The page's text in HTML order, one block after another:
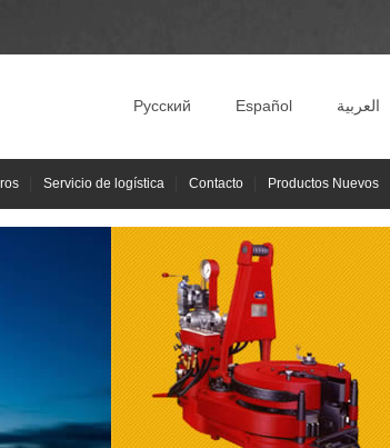
Русский Español العربية
Servicio de logística Contacto Productos Nuevos